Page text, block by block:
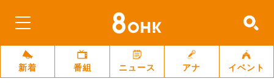
新着 番組 ニュース アナ イベント